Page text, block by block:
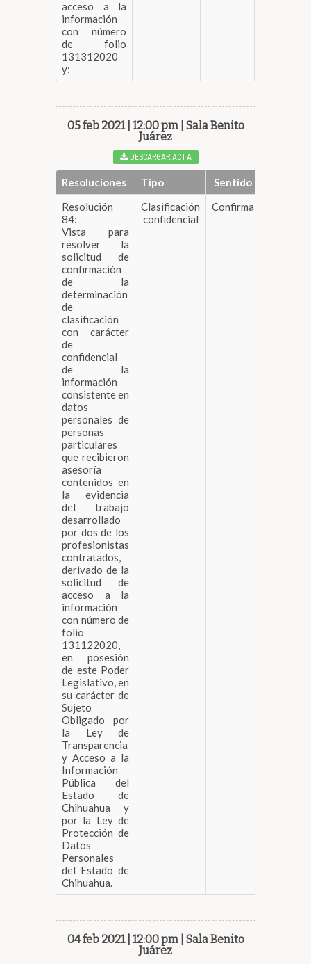
acceso a la
información
con número
de folio
131312020
y;
05 feb 2021 | 12:00 pm | Sala Benito
Juárez
DESCARGAR ACTA
Resoluciones Tipo
Sentido
Resolución
84:
Vista para
resolver la
solicitud de
confirmación
de la
determinación
de
clasificación
con carácter
de
confidencial
de la
información
consistente en
datos
personales de
personas
particulares
que recibieron
asesoría
contenidos en
la evidencia
del trabajo
desarrollado
por dos de los
profesionistas
contratados,
derivado de la
solicitud de
acceso a la
información
con número de
folio
131122020,
en posesión
de este Poder
Legislativo, en
su carácter de
Sujeto
Obligado por
la Ley de
Transparencia
y Acceso a la
Información
Pública del
Estado de
Chihuahua y
por la Ley de
Protección de
Datos
Personales
del Estado de
Chihuahua.
Clasificación
confidencial
Confirma
04 feb 2021 | 12:00 pm | Sala Benito
Juárez